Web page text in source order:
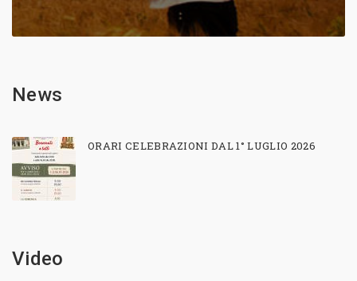
News
ORARI CELEBRAZIONI DAL 1° LUGLIO 2026
Video